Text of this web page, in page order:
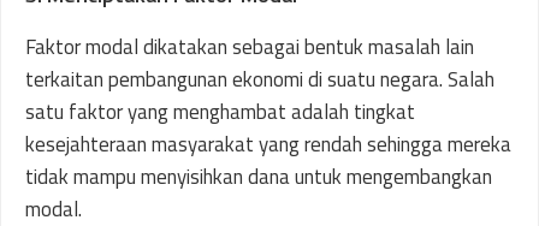
Faktor modal dikatakan sebagai bentuk masalah lain
terkaitan pembangunan ekonomi di suatu negara. Salah
satu faktor yang menghambat adalah tingkat
kesejahteraan masyarakat yang rendah sehingga mereka
tidak mampu menyisihkan dana untuk mengembangkan
modal.